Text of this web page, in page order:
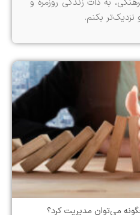
بکنم.
می‌توان مدیریت کرد؟